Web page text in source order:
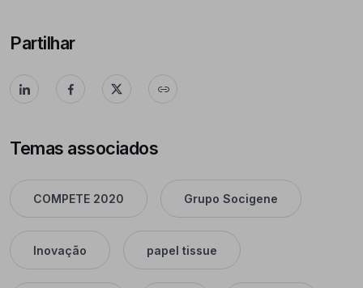
Partilhar
Temas associados
COMPETE 2020 Grupo Socigene
Inovação papel tissue